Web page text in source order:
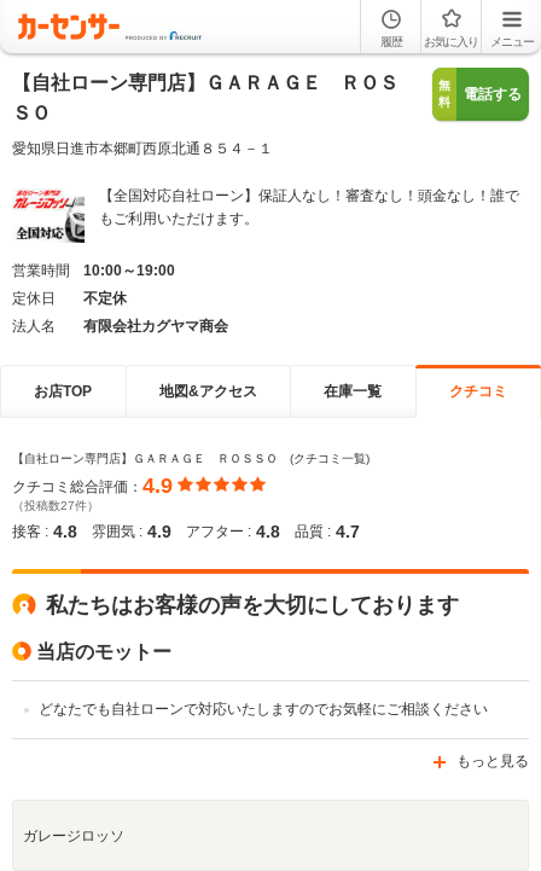
履歴 お気に入り メニュー
【自社ローン専門店】ＧＡＲＡＧＥ ＲＯＳ
ＳＯ
愛知県日進市本郷町西原北通８５４－１
無
料
電話する
【全国対応自社ローン】保証人なし！審査なし！頭金なし！誰で
もご利用いただけます。
営業時間
10:00～19:00
定休日
不定休
法人名
有限会社カグヤマ商会
お店TOP 地図&アクセス 在庫一覧 クチコミ
【自社ローン専門店】ＧＡＲＡＧＥ ＲＯＳＳＯ (クチコミ一覧)
クチコミ総合評価： 4.9
（投稿数27件）
接客 : 4.8 雰囲気 : 4.9 アフター : 4.8 品質 : 4.7
私たちはお客様の声を大切にしております
当店のモットー
どなたでも自社ローンで対応いたしますのでお気軽にご相談ください
もっと見る
ガレージロッソ